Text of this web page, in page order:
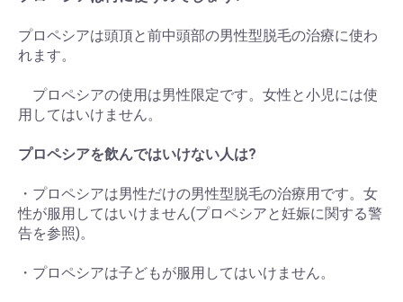
プロペシアは頭頂と前中頭部の男性型脱毛の治療に使わ
れます。
プロペシアの使用は男性限定です。女性と小児には使
用してはいけません。
プロペシアを飲んではいけない人は?
・プロペシアは男性だけの男性型脱毛の治療用です。女
性が服用してはいけません(プロペシアと妊娠に関する警
告を参照)。
・プロペシアは子どもが服用してはいけません。